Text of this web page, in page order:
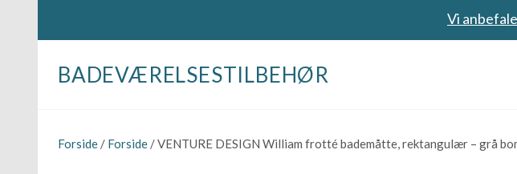
Vi
BADEVÆRELSESTILBEHØR
Forside / Forside / VENTURE DESIGN William frotté bademåtte, rektangulær – grå